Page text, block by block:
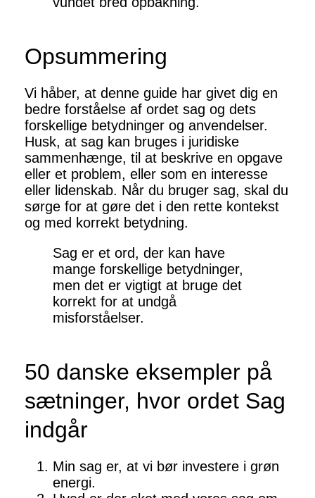
Opsummering
Vi håber, at denne guide har givet dig en
bedre forståelse af ordet sag og dets
forskellige betydninger og anvendelser.
Husk, at sag kan bruges i juridiske
sammenhænge, til at beskrive en opgave
eller et problem, eller som en interesse
eller lidenskab. Når du bruger sag, skal du
sørge for at gøre det i den rette kontekst
og med korrekt betydning.
Sag er et ord, der kan have
mange forskellige betydninger,
men det er vigtigt at bruge det
korrekt for at undgå
misforståelser.
50 danske eksempler på
sætninger, hvor ordet Sag
indgår
Min sag er, at vi bør investere i grøn
energi.